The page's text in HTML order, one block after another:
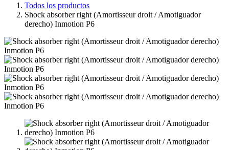
Todos los productos
Shock absorber right (Amortisseur droit / Amotiguador
derecho) Inmotion P6